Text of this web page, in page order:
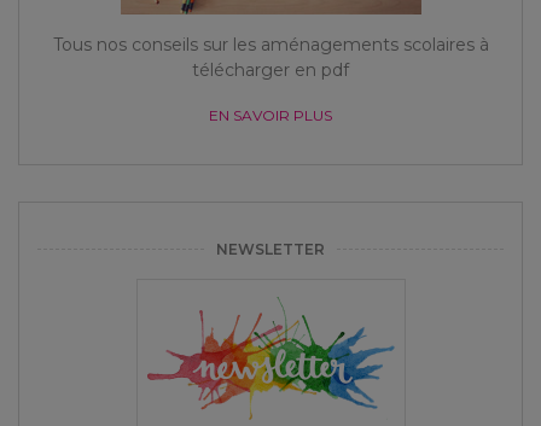
Tous nos conseils sur les aménagements scolaires à
télécharger en pdf
EN SAVOIR PLUS
NEWSLETTER